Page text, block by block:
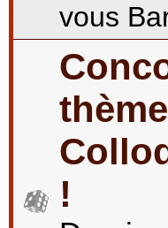
vous
!